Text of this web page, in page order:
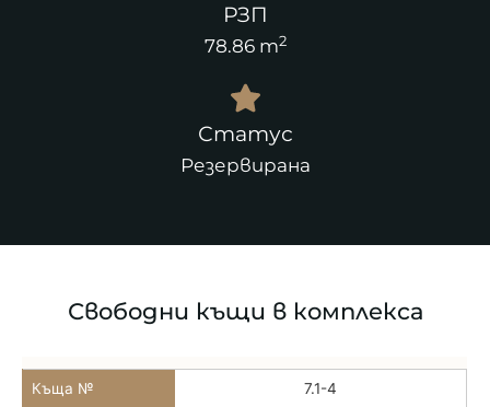
РЗП
78.86 m2
Статус
Резервирана
Свободни къщи в комплекса
Къща № 7.1-4